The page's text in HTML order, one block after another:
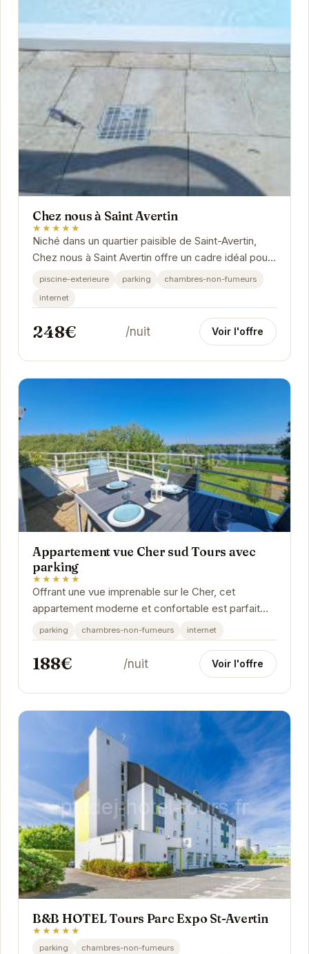
Chez nous à Saint Avertin
★★★★★
Niché dans un quartier paisible de Saint-Avertin,
Chez nous à Saint Avertin offre un cadre idéal pour
une escapade relaxante.
piscine-exterieure parking
chambres-non-fumeurs
internet
248€ /nuit Voir l'offre
Appartement vue Cher sud Tours avec
parking
★★★★★
Offrant une vue imprenable sur le Cher, cet
appartement moderne et confortable est parfait
pour un séjour relaxant à Saint-Avertin. Proche
des...
parking chambres-non-fumeurs internet
188€ /nuit Voir l'offre
B&B HOTEL Tours Parc Expo St-Avertin
★★★★★
parking
chambres-non-fumeurs